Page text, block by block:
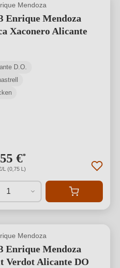
Mendoza
Enrique Mendoza
Xaconero Alicante
D.O.
€*
L (0,75 L)
1
Mendoza
Enrique Mendoza
Verdot Alicante DO